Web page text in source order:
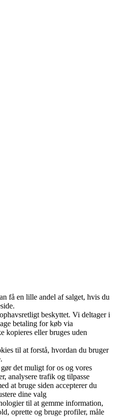
få en lille andel af salget, hvis du
beskyttet. Vi deltager i
betaling for køb via
kopieres eller bruges uden
til at forstå, hvordan du bruger
det muligt for os og vores
analysere trafik og tilpasse
at bruge siden accepterer du
dine valg
til at gemme information,
oprette og bruge profiler, måle